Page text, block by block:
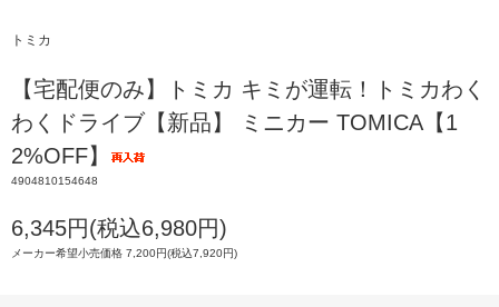
トミカ
【宅配便のみ】トミカ キミが運転！トミカわく
わくドライブ【新品】 ミニカー TOMICA【1
2%OFF】
4904810154648
6,345円(税込6,980円)
メーカー希望小売価格 7,200円(税込7,920円)